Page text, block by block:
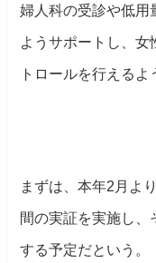
婦人科の受診や低用
ようサポートし、女
トロールを行えるよ
まずは、本年2月よ
間の実証を実施し
する予定だという。